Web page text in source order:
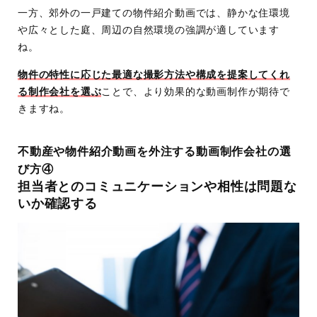
一方、郊外の一戸建ての物件紹介動画では、静かな住環境
や広々とした庭、周辺の自然環境の強調が適しています
ね。
物件の特性に応じた最適な撮影方法や構成を提案してくれ
る制作会社を選ぶことで、より効果的な動画制作が期待で
きますね。
不動産や物件紹介動画を外注する動画制作会社の選
び方④
担当者とのコミュニケーションや相性は問題な
いか確認する